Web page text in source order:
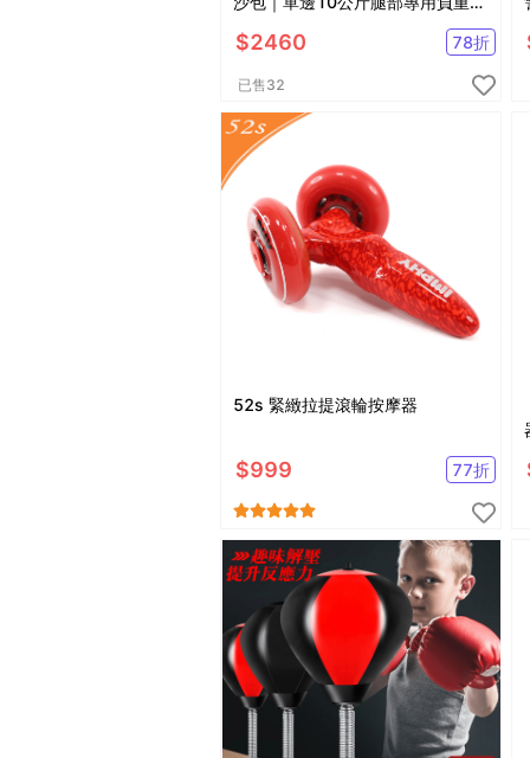
$2460 78折
已售32
52s 緊緻拉提滾輪按摩器
$999 77折